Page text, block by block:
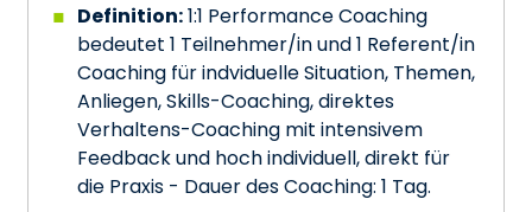
Definition:1:1 Performance Coaching
bedeutet 1 Teilnehmer/in und 1 Referent/in
Coaching für indviduelle Situation, Themen,
Anliegen, Skills-Coaching, direktes
Verhaltens-Coaching mit intensivem
Feedback und hoch individuell, direkt für
die Praxis - Dauer des Coaching: 1 Tag.